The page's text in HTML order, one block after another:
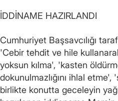
İDDİNAME HAZIRLANDI
Cumhuriyet Başsavcılığı
'Cebir tehdit ve hile
yoksun kılma', 'kasten
dokunulmazlığını ihlal
birlikte konutta geceleyin